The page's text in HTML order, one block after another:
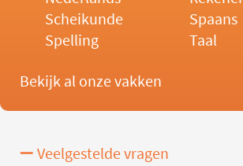
Scheikunde
Spaans
Spelling
Taal
Bekijk al onze vakken
Veelgestelde vragen